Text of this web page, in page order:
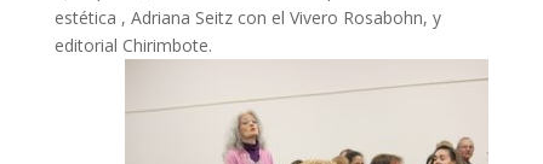
estética , Adriana Seitz con el Vivero Rosabohn, y
editorial Chirimbote.